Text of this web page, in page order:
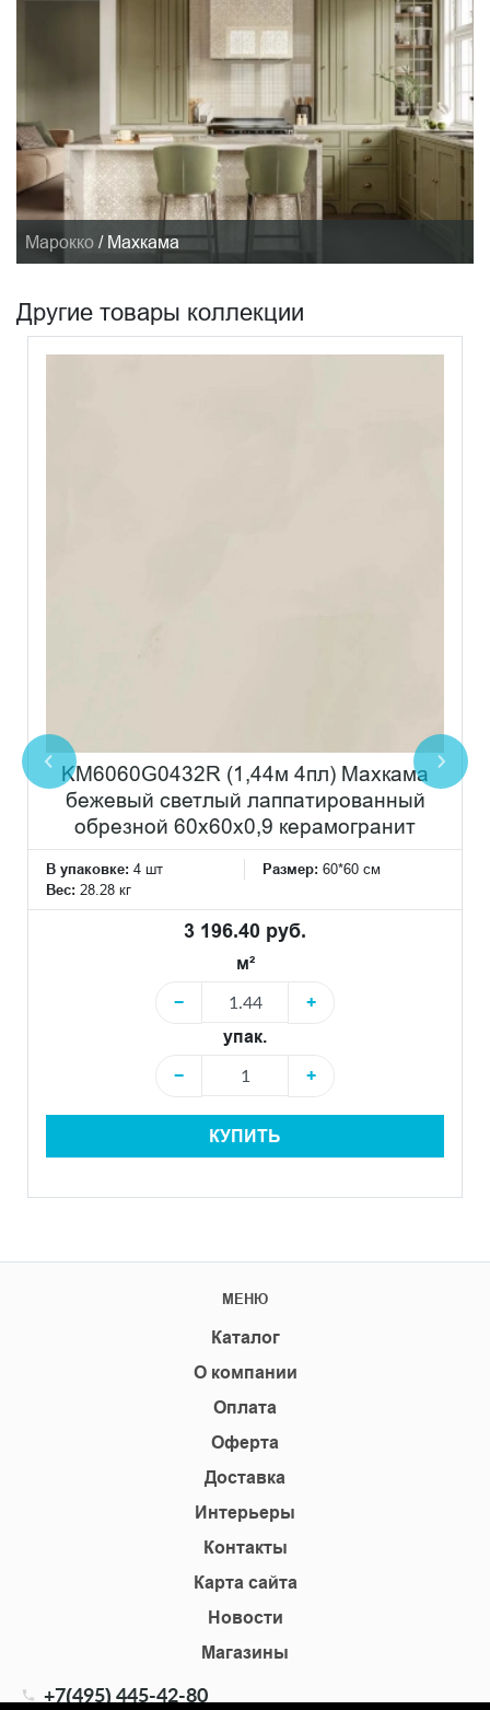
Марокко / Махкама
Другие товары коллекции
KM6060G0432R (1,44м 4пл) Махкама
бежевый светлый лаппатированный
обрезной 60x60x0,9 керамогранит
В упаковке: 4 шт Размер: 60*60 см
Вес: 28.28 кг
3 196.40 руб.
м²
−
+
упак.
−
+
КУПИТЬ
МЕНЮ
Каталог
О компании
Оплата
Оферта
Доставка
Интерьеры
Контакты
Карта сайта
Новости
Магазины
+7(495) 445-42-80